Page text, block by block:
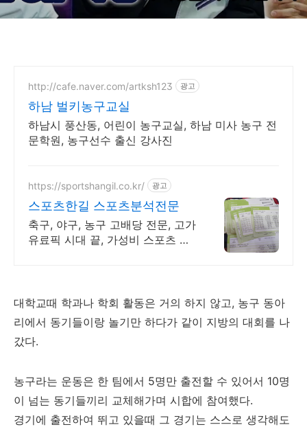
http://cafe.naver.com/artksh123 광고
하남 벌키농구교실
하남시 풍산동, 어린이 농구교실, 하남 미사 농구 전
문학원, 농구선수 출신 강사진
https://sportshangil.co.kr/ 광고
스포츠한길 스포츠분석전문
축구, 야구, 농구 고배당 전문, 고가
유료픽 시대 끝, 가성비 스포츠 분
대학교때 학과나 학회 활동은 거의 하지 않고, 농구 동아
리에서 동기들이랑 놀기만 하다가 같이 지방의 대회를 나
갔다.
농구라는 운동은 한 팀에서 5명만 출전할 수 있어서 10명
이 넘는 동기들끼리 교체해가며 시합에 참여했다.
경기에 출전하여 뛰고 있을때 그 경기는 스스로 생각해도